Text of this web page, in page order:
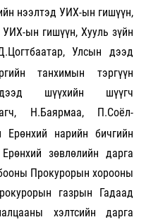
нээлтэд УИХ-ын гишүүн,
ын гишүүн, Хууль зүйн
Улсын дээд
танхимын тэргүүн
шүүхийн шүүгч
Н.Баярмаа, П.Соёл-
нарийн бичгийн
зөвлөлийн дарга
Прокурорын хорооны
газрын Гадаад
хэлтсийн дарга